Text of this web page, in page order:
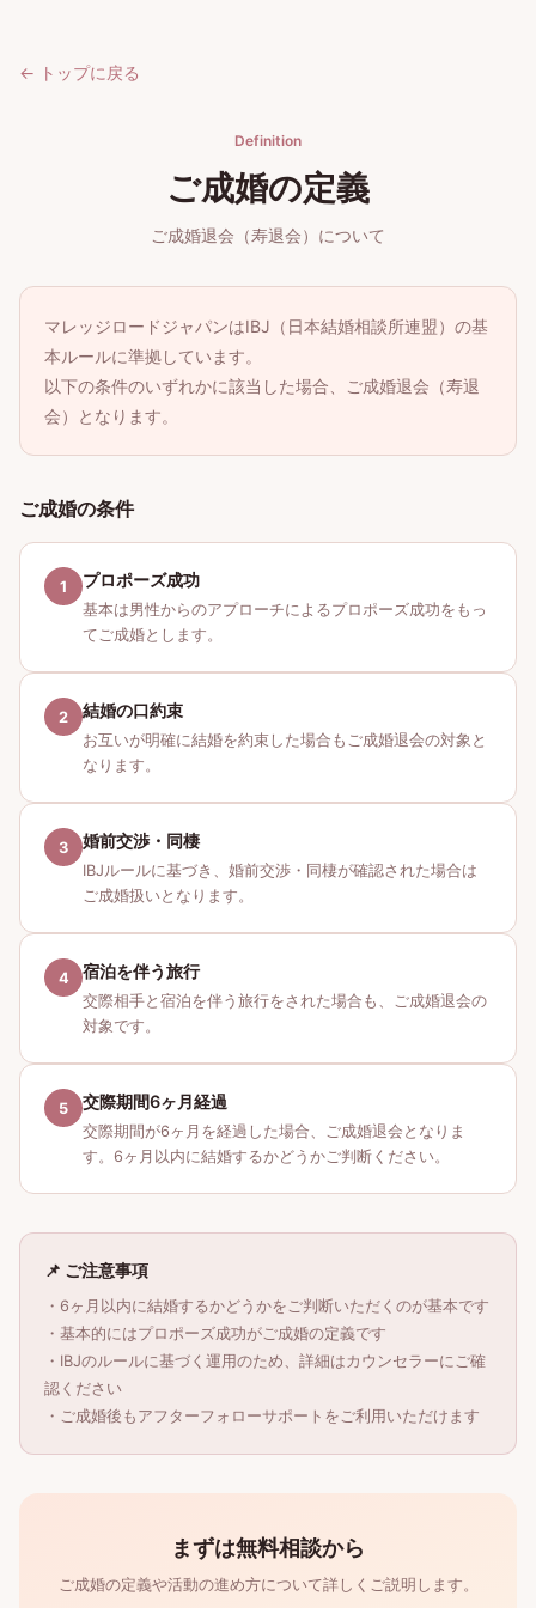
← トップに戻る
Definition
ご成婚の定義
ご成婚退会（寿退会）について
マレッジロードジャパンはIBJ（日本結婚相談所連盟）の基
本ルールに準拠しています。
以下の条件のいずれかに該当した場合、ご成婚退会（寿退
会）となります。
ご成婚の条件
1 プロポーズ成功
基本は男性からのアプローチによるプロポーズ成功をもっ
てご成婚とします。
2 結婚の口約束
お互いが明確に結婚を約束した場合もご成婚退会の対象と
なります。
3 婚前交渉・同棲
IBJルールに基づき、婚前交渉・同棲が確認された場合は
ご成婚扱いとなります。
4 宿泊を伴う旅行
交際相手と宿泊を伴う旅行をされた場合も、ご成婚退会の
対象です。
5 交際期間6ヶ月経過
交際期間が6ヶ月を経過した場合、ご成婚退会となりま
す。6ヶ月以内に結婚するかどうかご判断ください。
📌 ご注意事項
・6ヶ月以内に結婚するかどうかをご判断いただくのが基本です
・基本的にはプロポーズ成功がご成婚の定義です
・IBJのルールに基づく運用のため、詳細はカウンセラーにご確
認ください
・ご成婚後もアフターフォローサポートをご利用いただけます
まずは無料相談から
ご成婚の定義や活動の進め方について詳しくご説明します。